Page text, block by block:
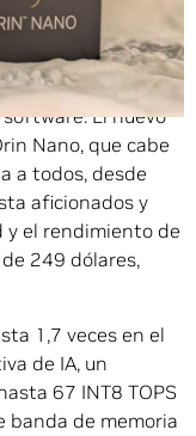
compacto de
a menor
El nuevo
Nano, que cabe
a todos, desde
aficionados y
y el rendimiento de
249 dólares,
1,7 veces en el
de IA, un
67 INT8 TOPS
banda de memoria